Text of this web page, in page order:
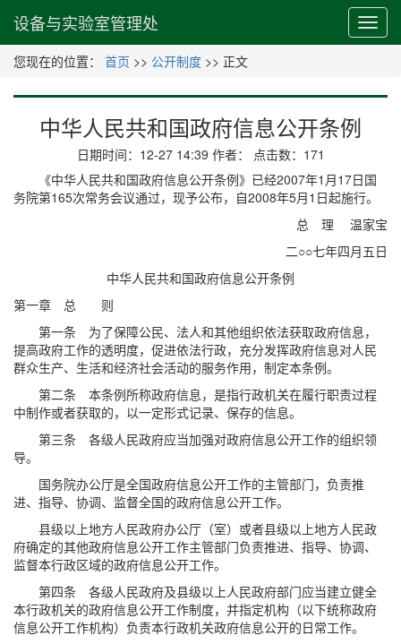
设备与实验室管理处
您现在的位置： 首页 >> 公开制度 >> 正文
中华人民共和国政府信息公开条例
日期时间：12-27 14:39 作者： 点击数： 171
《中华人民共和国政府信息公开条例》已经2007年1月17日国
务院第165次常务会议通过，现予公布，自2008年5月1日起施行。
总 理 温家宝
二○○七年四月五日
中华人民共和国政府信息公开条例
第一章 总 则
第一条 为了保障公民、法人和其他组织依法获取政府信息，
提高政府工作的透明度，促进依法行政，充分发挥政府信息对人民
群众生产、生活和经济社会活动的服务作用，制定本条例。
第二条 本条例所称政府信息，是指行政机关在履行职责过程
中制作或者获取的，以一定形式记录、保存的信息。
第三条 各级人民政府应当加强对政府信息公开工作的组织领
导。
国务院办公厅是全国政府信息公开工作的主管部门，负责推
进、指导、协调、监督全国的政府信息公开工作。
县级以上地方人民政府办公厅（室）或者县级以上地方人民政
府确定的其他政府信息公开工作主管部门负责推进、指导、协调、
监督本行政区域的政府信息公开工作。
第四条 各级人民政府及县级以上人民政府部门应当建立健全
本行政机关的政府信息公开工作制度，并指定机构（以下统称政府
信息公开工作机构）负责本行政机关政府信息公开的日常工作。